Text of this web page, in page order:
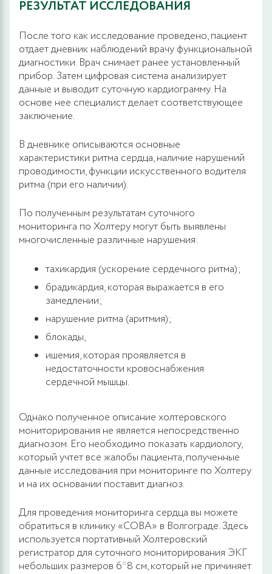
РЕЗУЛЬТАТ ИССЛЕДОВАНИЯ
После того как исследование проведено, пациент
отдает дневник наблюдений врачу функциональной
диагностики. Врач снимает ранее установленный
прибор. Затем цифровая система анализирует
данные и выводит суточную кардиограмму. На
основе нее специалист делает соответствующее
заключение.
В дневнике описываются основные
характеристики ритма сердца, наличие нарушений
проводимости, функции искусственного водителя
ритма (при его наличии).
По полученным результатам суточного
мониторинга по Холтеру могут быть выявлены
многочисленные различные нарушения:
тахикардия (ускорение сердечного ритма);
брадикардия, которая выражается в его
замедлении;
нарушение ритма (аритмия);
блокады,
ишемия, которая проявляется в
недостаточности кровоснабжения
сердечной мышцы.
Однако полученное описание холтеровского
мониторирования не является непосредственно
диагнозом. Его необходимо показать кардиологу,
который учтет все жалобы пациента, полученные
данные исследования при мониторинге по Холтеру
и на их основании поставит диагноз.
Для проведения мониторинга сердца вы можете
обратиться в клинику «СОВА» в Волгограде. Здесь
используется портативный Холтеровский
регистратор для суточного мониторирования ЭКГ
небольших размеров 6*8 см, который не причиняет